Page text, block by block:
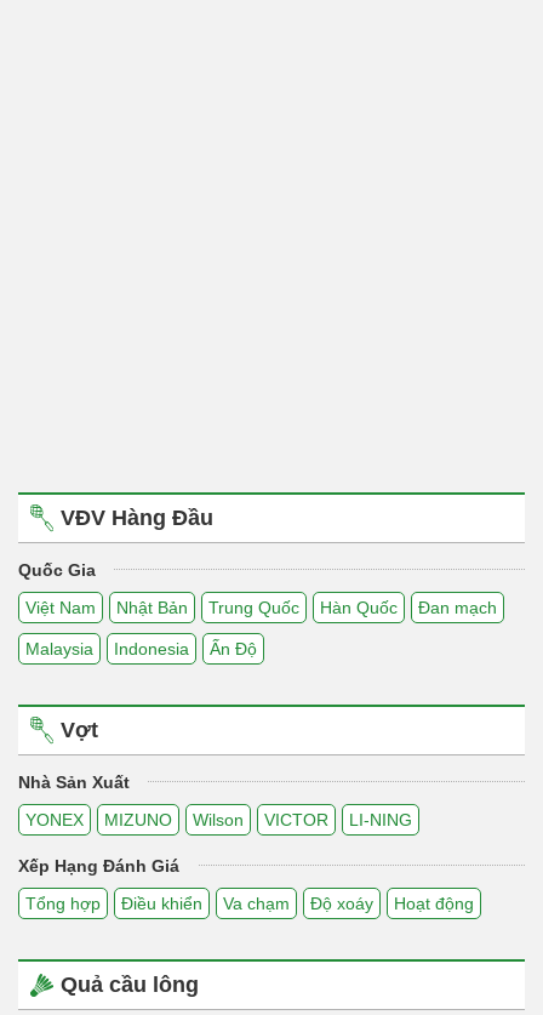
VĐV Hàng Đầu
Quốc Gia
Việt Nam
Nhật Bản Trung Quốc Hàn Quốc Đan mạch
Malaysia Indonesia Ấn Độ
Vợt
Nhà Sản Xuất
YONEX
MIZUNO Wilson VICTOR LI-NING
Xếp Hạng Đánh Giá
Tổng hợp
Điều khiển Va chạm Độ xoáy Hoạt động
Quả cầu lông